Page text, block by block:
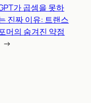
가 곱셈을 못하
진짜 이유: 트랜스
머의 숨겨진 약점
→